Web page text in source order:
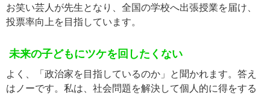
お笑い芸人が先生となり、全国の学校へ出張授業を届け、
投票率向上を目指しています。
未来の子どもにツケを回したくない
よく、「政治家を目指しているのか」と聞かれます。答え
はノーです。私は、社会問題を解決して個人的に得をする